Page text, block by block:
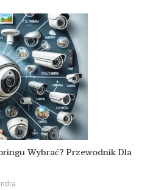
Wybrać? Przewodnik Dla